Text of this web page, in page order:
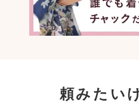
頼みたい